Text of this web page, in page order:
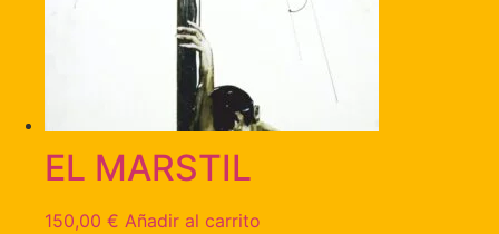
EL MARSTIL
150,00 € Añadir al carrito